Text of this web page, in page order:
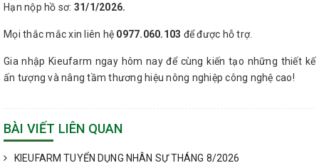
Hạn nộp hồ sơ: 31/1/2026.
Mọi thắc mắc xin liên hệ 0977.060.103 để được hỗ trợ.
Gia nhập Kieufarm ngay hôm nay để cùng kiến tạo những thiết kế
ấn tượng và nâng tầm thương hiệu nông nghiệp công nghệ cao!
BÀI VIẾT LIÊN QUAN
KIEUFARM TUYỂN DỤNG NHÂN SỰ THÁNG 8/2026